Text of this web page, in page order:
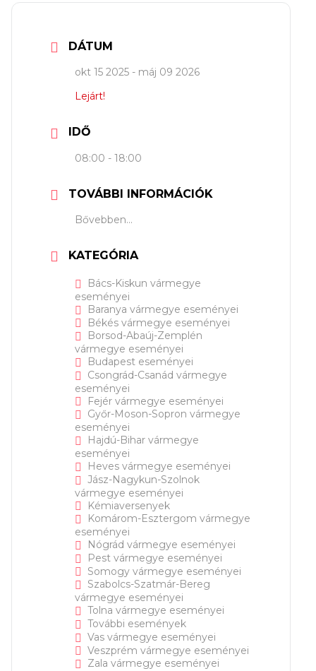
DÁTUM
okt 15 2025 - máj 09 2026
Lejárt!
IDŐ
08:00 - 18:00
TOVÁBBI INFORMÁCIÓK
Bővebben...
KATEGÓRIA
Bács-Kiskun vármegye
eseményei
Baranya vármegye eseményei
Békés vármegye eseményei
Borsod-Abaúj-Zemplén
vármegye eseményei
Budapest eseményei
Csongrád-Csanád vármegye
eseményei
Fejér vármegye eseményei
Győr-Moson-Sopron vármegye
eseményei
Hajdú-Bihar vármegye
eseményei
Heves vármegye eseményei
Jász-Nagykun-Szolnok
vármegye eseményei
Kémiaversenyek
Komárom-Esztergom vármegye
eseményei
Nógrád vármegye eseményei
Pest vármegye eseményei
Somogy vármegye eseményei
Szabolcs-Szatmár-Bereg
vármegye eseményei
Tolna vármegye eseményei
További események
Vas vármegye eseményei
Veszprém vármegye eseményei
Zala vármegye eseményei